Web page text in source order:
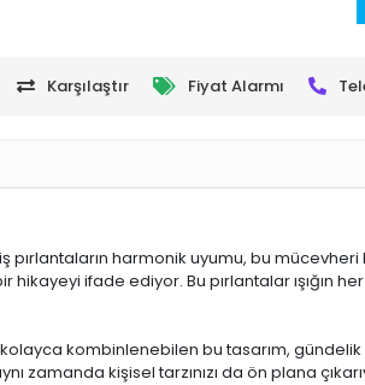
Karşılaştır Fiyat Alarmı
harmonik uyumu, bu
ifade ediyor. Bu pırlantalar ışığın
kombinlenebilen bu tasarım,
kişisel tarzınızı da ön plana